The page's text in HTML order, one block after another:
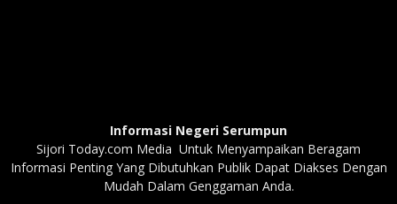
Informasi Negeri Serumpun
Sijori Today.com Media Untuk Menyampaikan Beragam
Informasi Penting Yang Dibutuhkan Publik Dapat Diakses Dengan
Mudah Dalam Genggaman Anda.